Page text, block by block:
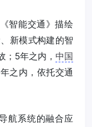
智能交通》描绘
新模式构建的智
；5年之内， 中国
之内，依托交通
航系统的融合应